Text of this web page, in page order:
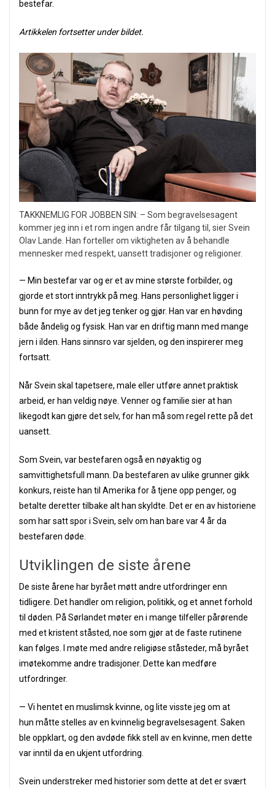
bestefar.
Artikkelen fortsetter under bildet.
TAKKNEMLIG FOR JOBBEN SIN: – Som begravelsesagent
kommer jeg inn i et rom ingen andre får tilgang til, sier Svein
Olav Lande. Han forteller om viktigheten av å behandle
mennesker med respekt, uansett tradisjoner og religioner.
— Min bestefar var og er et av mine største forbilder, og
gjorde et stort inntrykk på meg. Hans personlighet ligger i
bunn for mye av det jeg tenker og gjør. Han var en høvding
både åndelig og fysisk. Han var en driftig mann med mange
jern i ilden. Hans sinnsro var sjelden, og den inspirerer meg
fortsatt.
Når Svein skal tapetsere, male eller utføre annet praktisk
arbeid, er han veldig nøye. Venner og familie sier at han
likegodt kan gjøre det selv, for han må som regel rette på det
uansett.
Som Svein, var bestefaren også en nøyaktig og
samvittighetsfull mann. Da bestefaren av ulike grunner gikk
konkurs, reiste han til Amerika for å tjene opp penger, og
betalte deretter tilbake alt han skyldte. Det er en av historiene
som har satt spor i Svein, selv om han bare var 4 år da
bestefaren døde.
Utviklingen de siste årene
De siste årene har byrået møtt andre utfordringer enn
tidligere. Det handler om religion, politikk, og et annet forhold
til døden. På Sørlandet møter en i mange tilfeller pårørende
med et kristent ståsted, noe som gjør at de faste rutinene
kan følges. I møte med andre religiøse ståsteder, må byrået
imøtekomme andre tradisjoner. Dette kan medføre
utfordringer.
— Vi hentet en muslimsk kvinne, og lite visste jeg om at
hun måtte stelles av en kvinnelig begravelsesagent. Saken
ble oppklart, og den avdøde fikk stell av en kvinne, men dette
var inntil da en ukjent utfordring.
Svein understreker med historier som dette at det er svært